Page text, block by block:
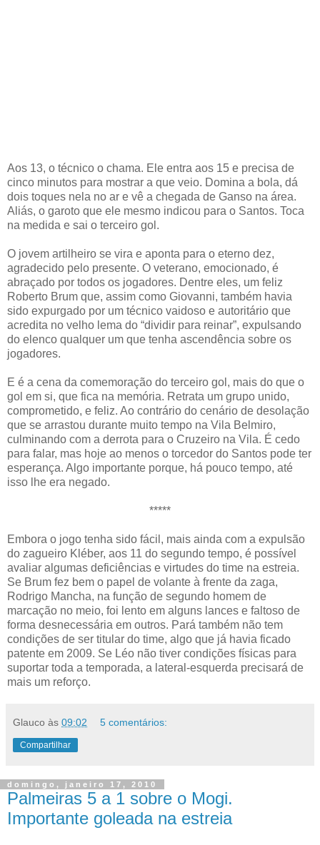
Aos 13, o técnico o chama. Ele entra aos 15 e precisa de
cinco minutos para mostrar a que veio. Domina a bola, dá
dois toques nela no ar e vê a chegada de Ganso na área.
Aliás, o garoto que ele mesmo indicou para o Santos. Toca
na medida e sai o terceiro gol.
O jovem artilheiro se vira e aponta para o eterno dez,
agradecido pelo presente. O veterano, emocionado, é
abraçado por todos os jogadores. Dentre eles, um feliz
Roberto Brum que, assim como Giovanni, também havia
sido expurgado por um técnico vaidoso e autoritário que
acredita no velho lema do “dividir para reinar”, expulsando
do elenco qualquer um que tenha ascendência sobre os
jogadores.
E é a cena da comemoração do terceiro gol, mais do que o
gol em si, que fica na memória. Retrata um grupo unido,
comprometido, e feliz. Ao contrário do cenário de desolação
que se arrastou durante muito tempo na Vila Belmiro,
culminando com a derrota para o Cruzeiro na Vila. É cedo
para falar, mas hoje ao menos o torcedor do Santos pode ter
esperança. Algo importante porque, há pouco tempo, até
isso lhe era negado.
*****
Embora o jogo tenha sido fácil, mais ainda com a expulsão
do zagueiro Kléber, aos 11 do segundo tempo, é possível
avaliar algumas deficiências e virtudes do time na estreia.
Se Brum fez bem o papel de volante à frente da zaga,
Rodrigo Mancha, na função de segundo homem de
marcação no meio, foi lento em alguns lances e faltoso de
forma desnecessária em outros. Pará também não tem
condições de ser titular do time, algo que já havia ficado
patente em 2009. Se Léo não tiver condições físicas para
suportar toda a temporada, a lateral-esquerda precisará de
mais um reforço.
Glauco às 09:02 5 comentários:
Compartilhar
domingo, janeiro 17, 2010
Palmeiras 5 a 1 sobre o Mogi.
Importante goleada na estreia